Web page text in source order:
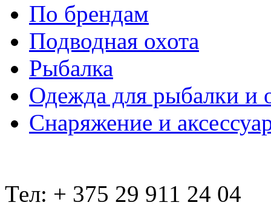
По брендам
Подводная охота
Рыбалка
Одежда для рыбалки и
Снаряжение и
Тел: + 375 29 911 24 04